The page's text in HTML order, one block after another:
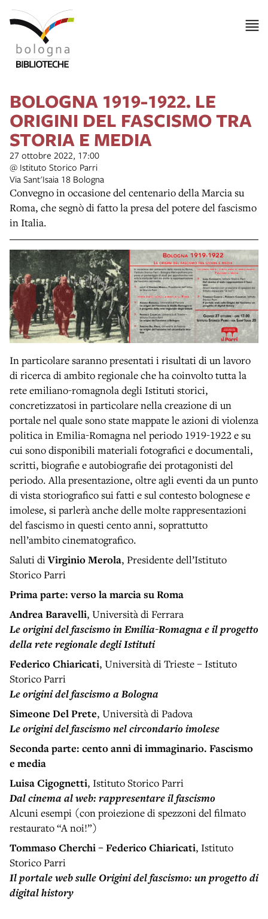
BOLOGNA 1919-1922. LE
ORIGINI DEL FASCISMO TRA
STORIA E MEDIA
27 ottobre 2022, 17:00
@ Istituto Storico Parri
Via Sant'Isaia 18 Bologna
Convegno in occasione del centenario della Marcia su
Roma, che segnò di fatto la presa del potere del fascismo
in Italia.
In particolare saranno presentati i risultati di un lavoro
di ricerca di ambito regionale che ha coinvolto tutta la
rete emiliano-romagnola degli Istituti storici,
concretizzatosi in particolare nella creazione di un
portale nel quale sono state mappate le azioni di violenza
politica in Emilia-Romagna nel periodo 1919-1922 e su
cui sono disponibili materiali fotografici e documentali,
scritti, biografie e autobiografie dei protagonisti del
periodo. Alla presentazione, oltre agli eventi da un punto
di vista storiografico sui fatti e sul contesto bolognese e
imolese, si parlerà anche delle molte rappresentazioni
del fascismo in questi cento anni, soprattutto
nell’ambito cinematografico.
Saluti diVirginio Merola, Presidente dell’Istituto
Storico Parri
Prima parte: verso la marcia su Roma
Andrea Baravelli, Università di Ferrara
Le origini del fascismo in Emilia-Romagna e il progetto
della rete regionale degli Istituti
Federico Chiaricati, Università di Trieste – Istituto
Storico Parri
Le origini del fascismo a Bologna
Simeone Del Prete, Università di Padova
Le origini del fascismo nel circondario imolese
Seconda parte: cento anni di immaginario. Fascismo
e media
Luisa Cigognetti, Istituto Storico Parri
Dal cinema al web: rappresentare il fascismo
Alcuni esempi (con proiezione di spezzoni del filmato
restaurato “A noi!”)
Tommaso Cherchi – Federico Chiaricati, Istituto
Storico Parri
Il portale web sulle Origini del fascismo: un progetto di
digital history